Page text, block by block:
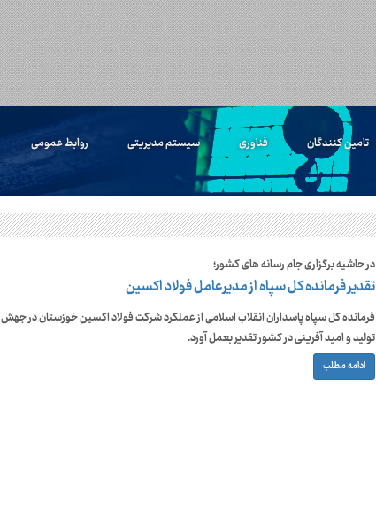
تامین کنندگان فناوری سیستم مدیریتی روابط عمومی
در حاشیه برگزاری جام رسانه های کشور؛
تقدیر فرمانده کل سپاه از مدیرعامل فولاد اکسین
فرمانده کل سپاه پاسداران انقلاب اسلامی از عملکرد شرکت فولاد اکسین خوزستان در جهش
تولید و امید آفرینی در کشور تقدیر بعمل آورد.
ادامه مطلب